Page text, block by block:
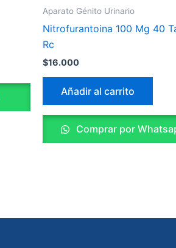
Aparato Génito Urinario
Nitrofurantoina 100 Mg 40
Rc
$16.000
Añadir al carrito
Comprar por